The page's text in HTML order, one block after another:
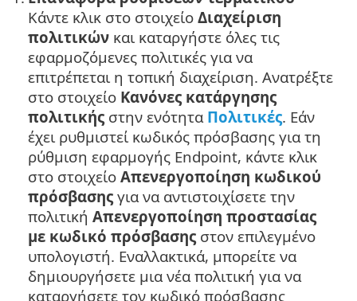
Κάντε κλικ στο στοιχείο Διαχείριση
πολιτικών και καταργήστε όλες τις
εφαρμοζόμενες πολιτικές για να
επιτρέπεται η τοπική διαχείριση. Ανατρέξτε
στο στοιχείο Κανόνες κατάργησης
πολιτικής στην ενότητα Πολιτικές. Εάν
έχει ρυθμιστεί κωδικός πρόσβασης για τη
ρύθμιση εφαρμογής Endpoint, κάντε κλικ
στο στοιχείο Απενεργοποίηση κωδικού
πρόσβασης για να αντιστοιχίσετε την
πολιτική Απενεργοποίηση προστασίας
με κωδικό πρόσβασης στον επιλεγμένο
υπολογιστή. Εναλλακτικά, μπορείτε να
δημιουργήσετε μια νέα πολιτική για να
καταργήσετε τον κωδικό πρόσβασης